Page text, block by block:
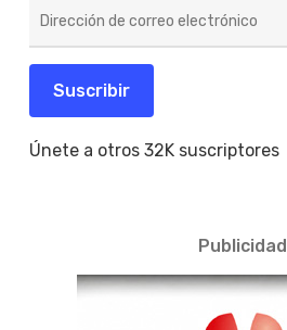
de
electrónico
Suscribir
Únete a otros 32K suscriptores
Publicidad